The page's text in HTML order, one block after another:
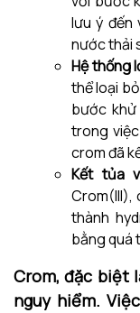
lưu ý đến
nước thải
Hệ thống
thể loại
bước khử
trong
crom đã
Kết tủa
Crom(III),
thành
bằng quá
Crom, đặc biệt
nguy hiểm.